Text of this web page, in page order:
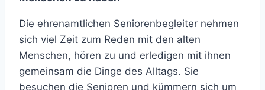
Die ehrenamtlichen Seniorenbegleiter nehmen
sich viel Zeit zum Reden mit den alten
Menschen, hören zu und erledigen mit ihnen
gemeinsam die Dinge des Alltags. Sie
besuchen die Senioren und kümmern sich um